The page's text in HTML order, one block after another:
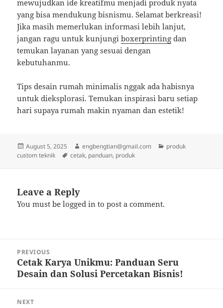
mewujudkan ide kreatifmu menjadi produk nyata
yang bisa mendukung bisnismu. Selamat berkreasi!
Jika masih memerlukan informasi lebih lanjut,
jangan ragu untuk kunjungiboxerprinting dan
temukan layanan yang sesuai dengan
kebutuhanmu.
Tips desain rumah minimalis nggak ada habisnya
untuk dieksplorasi. Temukan inspirasi baru setiap
hari supaya rumah makin nyaman dan estetik!
Posted
on
August 5, 2025 Author
engbengtian@gmail.com Categories
produk
custom teknik
Tags
cetak, panduan, produk
Leave a Reply
You must belogged in to post a comment.
navigation
PREVIOUS
Previous
post:
Cetak Karya Unikmu: Panduan Seru
Desain dan Solusi Percetakan Bisnis!
NEXT